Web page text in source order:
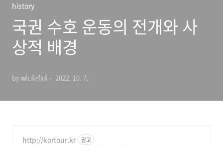
history
국권 수호 운동의 전개와 사
상적 배경
by ㎣㎤㎥㎦ 2022. 10. 7.
http://kortour.kr 광고